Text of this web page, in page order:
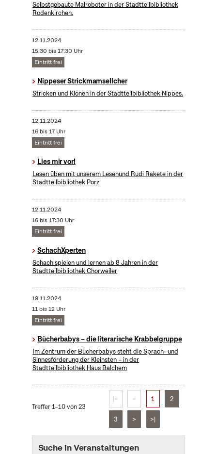
Selbstgebaute Malroboter in der Stadtteilbibliothek
Rodenkirchen.
12.11.2024
15:30 bis 17:30 Uhr
Eintritt frei
Nippeser Strickmamsellcher
Stricken und Klönen in der Stadtteilbibliothek Nippes.
12.11.2024
16 bis 17 Uhr
Eintritt frei
Lies mir vor!
Lesen üben mit unserem Lesehund Rudi Rakete in der
Stadtteilbibliothek Porz
12.11.2024
16 bis 17:30 Uhr
Eintritt frei
SchachXperten
Schach spielen und lernen ab 8 Jahren in der
Stadtteilbibliothek Chorweiler
19.11.2024
11 bis 12 Uhr
Eintritt frei
Bücherbabys – die literarische Krabbelgruppe
Im Zentrum der Bücherbabys steht die Sprach- und
Sinnesförderung der Kleinsten – in der
Stadtteilbibliothek Haus Balchem
Treffer 1–10 von 23
|< < 1 2
3 > >|
Suche in Veranstaltungen